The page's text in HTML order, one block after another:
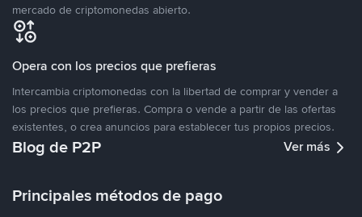
mercado de criptomonedas abierto.
Opera con los precios que prefieras
Intercambia criptomonedas con la libertad de comprar y vender a
los precios que prefieras. Compra o vende a partir de las ofertas
existentes, o crea anuncios para establecer tus propios precios.
Blog de P2P Ver más
Principales métodos de pago